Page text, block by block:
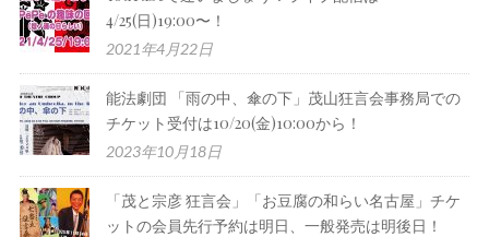
4/25(日)19:00〜！
2021年4月22日
能法劇団 「雨の中、傘の下」茂山狂言会事務局での
チケット受付は10/20(金)10:00から！
2023年10月18日
「茂と宗彦 狂言会」「お豆腐の和らい名古屋」チケ
ットの会員先行予約は明日、一般発売は明後日！